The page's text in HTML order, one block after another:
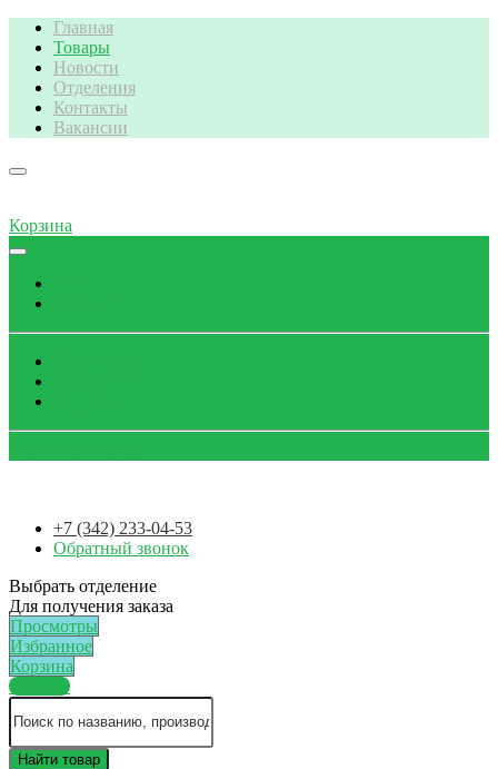
Главная
Товары
Новости
Отделения
Контакты
Вакансии
Корзина
+7 (342) 233-04-53
Обратный звонок
Выбрать отделение
Для получения заказа
Просмотры
Избранное
Корзина
Каталог
Найти товар